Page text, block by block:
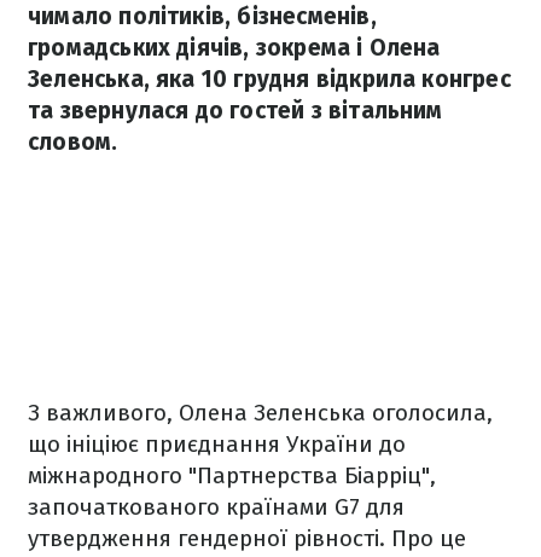
чимало політиків, бізнесменів,
громадських діячів, зокрема і Олена
Зеленська, яка 10 грудня відкрила конгрес
та звернулася до гостей з вітальним
словом.
З важливого, Олена Зеленська оголосила,
що ініціює приєднання України до
міжнародного "Партнерства Біарріц",
започаткованого країнами G7 для
утвердження гендерної рівності. Про це